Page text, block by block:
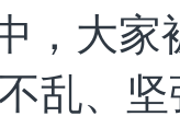
，大家
乱、